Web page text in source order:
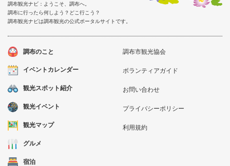
調布観光ナビ：ようこそ、調布へ。
調布に行ったら何しよう？どこ行こう？
調布観光ナビは調布観光の公式ポータルサイトです。
調布のこと
イベントカレンダー
観光スポット紹介
観光イベント
観光マップ
グルメ
宿泊
調布市観光協会
ボランティアガイド
お問い合わせ
プライバシーポリシー
利用規約